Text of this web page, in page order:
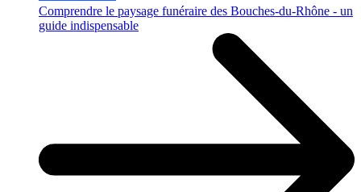
Comprendre le paysage funéraire des Bouches-du-Rhône - un
guide indispensable